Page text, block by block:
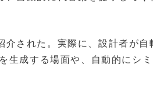
された。実際に、設計者が自
生成する場面や、自動的にシ